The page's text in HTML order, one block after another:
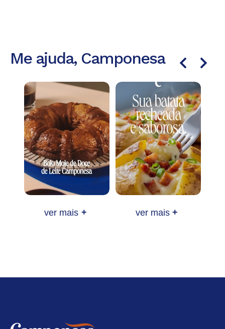
Me ajuda, Camponesa
ver mais + ver mais +